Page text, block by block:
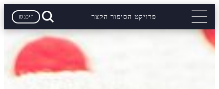
פרויקט הסיפור הקצר היכנסו